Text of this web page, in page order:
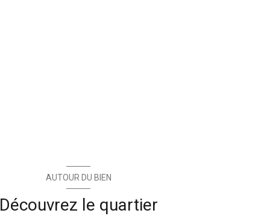
AUTOUR DU BIEN
Découvrez le quartier